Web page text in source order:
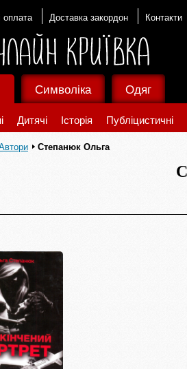
оплата Доставка закордон Контакти
Дитячі Історія Публіцистичні
Символіка Одяг
Степанюк Ольга